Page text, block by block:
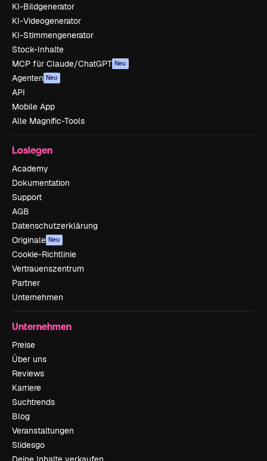
KI-Bildgenerator
KI-Videogenerator
KI-Stimmengenerator
Stock-Inhalte
MCP für Claude/ChatGPT Neu
Agenten Neu
API
Mobile App
Alle Magnific-Tools
Loslegen
Academy
Dokumentation
Support
AGB
Datenschutzerklärung
Originale Neu
Cookie-Richtlinie
Vertrauenszentrum
Partner
Unternehmen
Unternehmen
Preise
Über uns
Reviews
Karriere
Suchtrends
Blog
Veranstaltungen
Slidesgo